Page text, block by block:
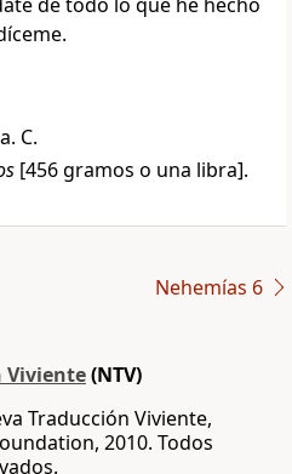
C.
[456 gramos o una libra].
Nehemías 6
Viviente(NTV)
Traducción Viviente,
2010. Todos